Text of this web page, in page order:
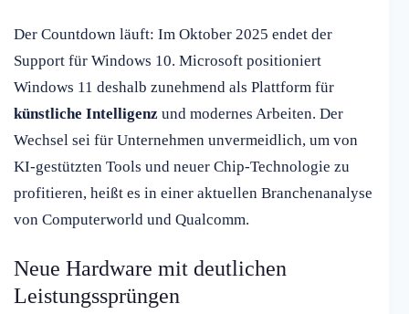
Der Countdown läuft: Im Oktober 2025 endet der
Support für Windows 10. Microsoft positioniert
Windows 11 deshalb zunehmend als Plattform für
künstliche Intelligenz und modernes Arbeiten. Der
Wechsel sei für Unternehmen unvermeidlich, um von
KI-gestützten Tools und neuer Chip-Technologie zu
profitieren, heißt es in einer aktuellen Branchenanalyse
von Computerworld und Qualcomm.
Neue Hardware mit deutlichen
Leistungssprüngen